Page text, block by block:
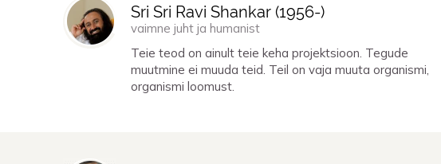
Sri Sri Ravi Shankar (1956-)
vaimne juht ja humanist
Teie teod on ainult teie keha projektsioon. Tegude
muutmine ei muuda teid. Teil on vaja muuta organismi,
organismi loomust.